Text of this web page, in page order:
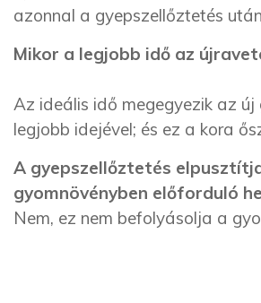
azonnal a gyepszellőztetés
Mikor a legjobb idő az
Az ideális idő megegyezik az új
legjobb idejével; és ez a kora
A gyepszellőztetés
gyomnövényben előforduló
Nem, ez nem befolyásolja a